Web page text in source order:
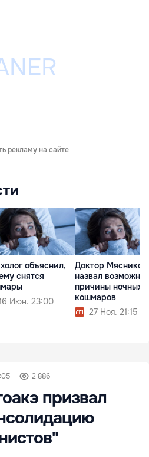
рекламу на сайте
объяснил,
снятся
Июн. 23:00
Доктор Мясников
назвал
причины ночных
кошмаров
27 Ноя. 21:15
2 886
призвал